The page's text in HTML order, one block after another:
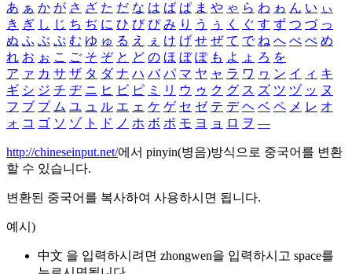
あ ぁ か が さ ざ た だ な は ば ぱ ま や ゃ ら わ ゎ ん い ぃ
き ぎ し じ ち ぢ に ひ び ぴ み り う ぅ く ぐ す ず つ づ っ
ぬ ふ ぶ ぷ む ゆ ゅ る え ぇ け げ せ ぜ て で ね へ べ ぺ め
れ お ぉ こ ご そ ぞ と ど の ほ ぼ ぽ も よ ょ ろ を
ア ァ カ サ ザ タ ダ ナ ハ バ パ マ ヤ ャ ラ ワ ヮ ン イ ィ キ
ギ シ ジ チ ヂ ニ ヒ ビ ピ ミ リ ウ ゥ ク グ ス ズ ツ ヅ ッ ヌ
フ ブ プ ム ユ ュ ル エ ェ ケ ゲ セ ゼ テ デ ヘ ベ ペ メ レ オ
ォ コ ゴ ソ ゾ ト ド ノ ホ ボ ポ モ ヨ ョ ロ ヲ ―
http://chineseinput.net/에서 pinyin(병음)방식으로 중국어를 변환
할 수 있습니다.
변환된 중국어를 복사하여 사용하시면 됩니다.
예시)
中文 을 입력하시려면 zhongwen을 입력하시고 space를